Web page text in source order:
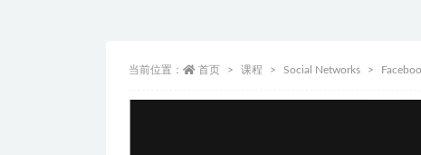
当前位置： 首页 课程 Social Networks